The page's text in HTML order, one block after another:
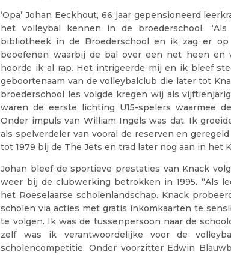
‘Opa’ Johan Eeckhout, 66 jaar gepensioneerd
het volleybal kennen in de broederschool.
bibliotheek in de Broederschool en ik zag er
beoefenen waarbij de bal over een net heen en
hoorde ik al rap. Het intrigeerde mij en ik bleef
geboortenaam van de volleybalclub die later tot
broederschool les volgde kregen wij als
waren de eerste lichting U15-spelers waarmee
Onder impuls van William Ingels was dat. Ik
als spelverdeler van vooral de reserven en
tot 1979 bij de The Jets en trad later nog aan in het
Johan bleef de sportieve prestaties van Knack
weer bij de clubwerking betrokken in 1995. “Als
het Roeselaarse scholenlandschap. Knack
scholen via acties met gratis inkomkaarten te
te volgen. Ik was de tussenpersoon naar de
zelf was ik verantwoordelijke voor de
scholencompetitie. Onder voorzitter Edwin